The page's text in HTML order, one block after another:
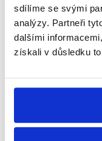
sdílíme se svými
analýzy. Partneři
dalšími
získali v důsledku
Začněte nás
přehled o
nepravdy se
Newsletter